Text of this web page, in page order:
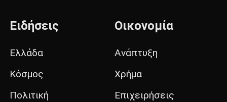
Ειδήσεις
Ελλάδα
Κόσμος
Πολιτική
Οικονομία
Ανάπτυξη
Χρήμα
Επιχειρήσεις